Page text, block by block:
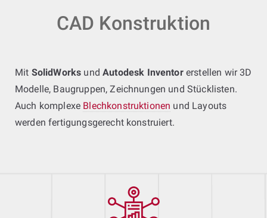
CAD Konstruktion
Mit SolidWorks undAutodesk Inventorerstellen wir 3D
Modelle, Baugruppen, Zeichnungen und Stücklisten.
Auch komplexe Blechkonstruktionen und Layouts
werden fertigungsgerecht konstruiert.